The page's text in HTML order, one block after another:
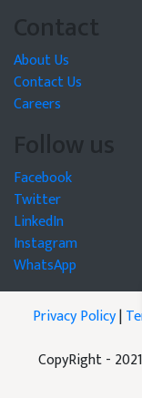
Contact
About Us
Contact Us
Careers
Follow us
Facebook
Twitter
LinkedIn
Instagram
WhatsApp
Privacy Policy|
CopyRight -